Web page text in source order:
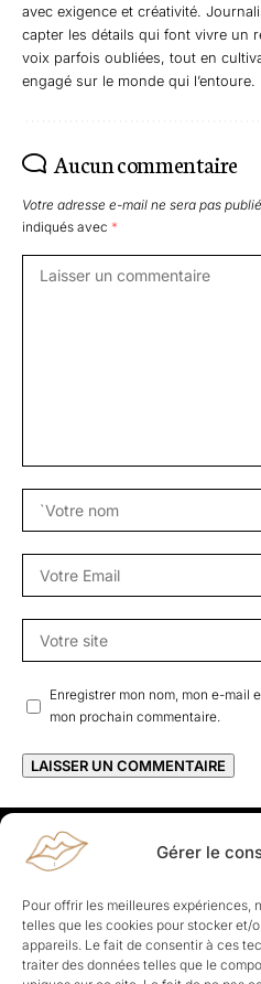
Gérer le
Pour offrir les meilleures expériences,
telles que les cookies pour stocker et/
appareils. Le fait de consentir à ces
traiter des données telles que le
avec exigence et créativité.
capter les détails qui font vivre un
voix parfois oubliées, tout en
engagé sur le monde qui l’entoure.
Aucun commentaire
Votre adresse e-mail ne sera pas
indiqués avec *
Enregistrer mon nom, mon e-mail
mon prochain commentaire.
Rapporteuses
À propos de Rapporteuses :
Parisiennes, bien dans leurs baskets
cause, leur apporte et leur rapporte !
Les Topics